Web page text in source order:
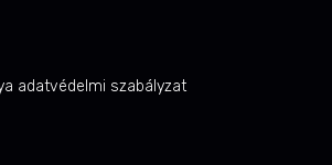
adatvédelmi szabályzat